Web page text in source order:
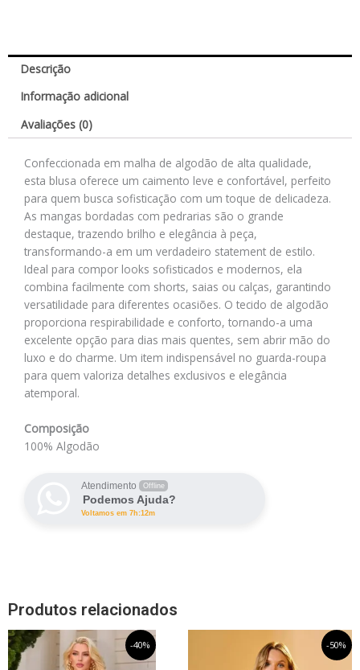
Descrição
Informação adicional
Avaliações (0)
Confeccionada em malha de algodão de alta qualidade,
esta blusa oferece um caimento leve e confortável, perfeito
para quem busca sofisticação com um toque de delicadeza.
As mangas bordadas com pedrarias são o grande
destaque, trazendo brilho e elegância à peça,
transformando-a em um verdadeiro statement de estilo.
Ideal para compor looks sofisticados e modernos, ela
combina facilmente com shorts, saias ou calças, garantindo
versatilidade para diferentes ocasiões. O tecido de algodão
proporciona respirabilidade e conforto, tornando-a uma
excelente opção para dias mais quentes, sem abrir mão do
luxo e do charme. Um item indispensável no guarda-roupa
para quem valoriza detalhes exclusivos e elegância
atemporal.
Composição
100% Algodão
Atendimento Offline
Podemos Ajuda?
Voltamos em 7h:12m
Produtos relacionados
-40%
O
preço
original
O
preço
atual
Este
produto
-50%
preço
original
preço
atual
Este
produto